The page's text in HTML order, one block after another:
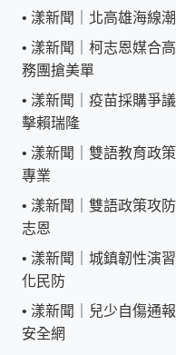
• 漾新聞｜北高雄海線
• 漾新聞｜柯志恩媒合
務團搶美單
• 漾新聞｜疫苗採購爭
擊賴瑞隆
• 漾新聞｜雙語教育政
專業
• 漾新聞｜雙語政策攻
志恩
• 漾新聞｜城鎮韌性演
化民防
• 漾新聞｜兒少自傷通
安全網